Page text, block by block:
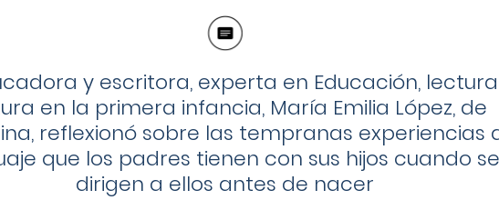
y escritora, experta en Educación,
en la primera infancia, María Emilia López, de
reflexionó sobre las tempranas experiencias
que los padres tienen con sus hijos cuando se
dirigen a ellos antes de nacer